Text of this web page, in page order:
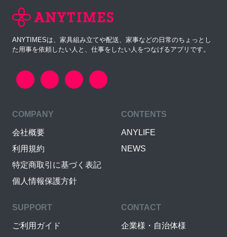
ANYTIMESは、家具組み立てや配送、家事などの日常のちょっとし
た用事を依頼したい人と、仕事をしたい人をつなげるアプリです。
COMPANY
会社概要
利用規約
特定商取引に基づく表記
個人情報保護方針
CONTENTS
ANYLIFE
NEWS
SUPPORT
ご利用ガイド
CONTACT
企業様・自治体様